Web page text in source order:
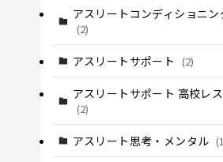
アスリートコンディショニン
(2)
アスリートサポート (2)
アスリートサポート 高校レ
(2)
アスリート思考・メンタル